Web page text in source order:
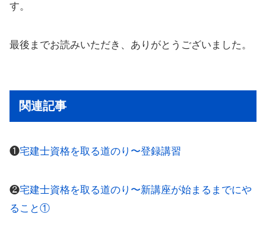
す。
最後までお読みいただき、ありがとうございました。
関連記事
❶宅建士資格を取る道のり〜登録講習
❷宅建士資格を取る道のり〜新講座が始まるまでにや
ること①